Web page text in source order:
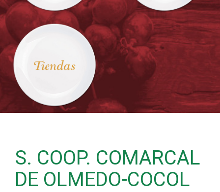
S. COOP. COMARCAL
DE OLMEDO-COCOL